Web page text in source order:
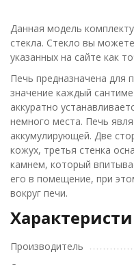
Данная модель
стекла. Стекло вы
указанных на сайте как
Печь предназначена для
значение каждый
аккуратно
немного места. Печь
аккумулирующей. Две
кожух, третья стенка
камнем, который
его в помещение, при
вокруг печи.
Производитель